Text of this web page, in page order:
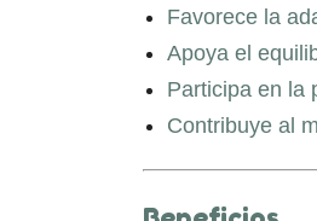
Favorece la
Apoya el
Participa en la
Contribuye al